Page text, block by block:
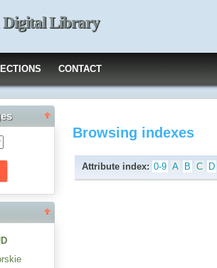
Library
CONTACT
Browsing indexes
Attribute index: 0-9 A B C D